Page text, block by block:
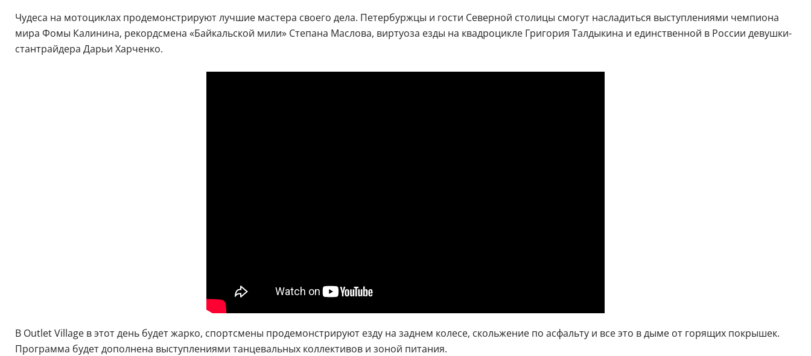
Чудеса на мотоциклах продемонстрируют лучшие мастера своего дела. Петербуржцы и гости Северной столицы смогут насладиться выступлениями чемпиона
мира Фомы Калинина, рекордсмена «Байкальской мили» Степана Маслова, виртуоза езды на квадроцикле Григория Талдыкина и единственной в России девушки-
стантрайдера Дарьи Харченко.
В Outlet Village в этот день будет жарко, спортсмены продемонстрируют езду на заднем колесе, скольжение по асфальту и все это в дыме от горящих покрышек.
Программа будет дополнена выступлениями танцевальных коллективов и зоной питания.